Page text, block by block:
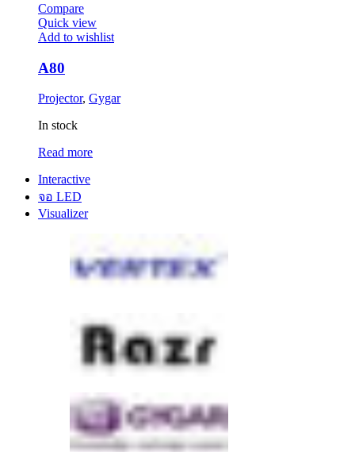
Compare
Quick view
Add to wishlist
A80
Projector, Gygar
In stock
Read more
Interactive
จอ LED
Visualizer